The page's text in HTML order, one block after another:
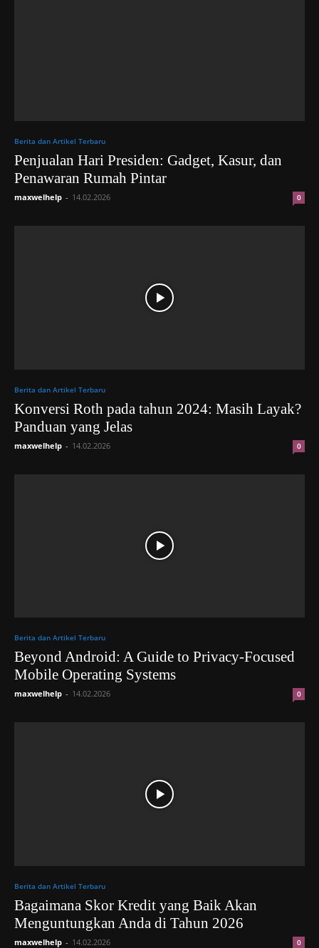
Berita dan Artikel Terbaru
Penjualan Hari Presiden: Gadget, Kasur, dan
Penawaran Rumah Pintar
maxwelhelp - 14.02.2026 0
Berita dan Artikel Terbaru
Konversi Roth pada tahun 2024: Masih Layak?
Panduan yang Jelas
maxwelhelp - 14.02.2026 0
Berita dan Artikel Terbaru
Beyond Android: A Guide to Privacy-Focused
Mobile Operating Systems
maxwelhelp - 14.02.2026 0
Berita dan Artikel Terbaru
Bagaimana Skor Kredit yang Baik Akan
Menguntungkan Anda di Tahun 2026
maxwelhelp - 14.02.2026 0